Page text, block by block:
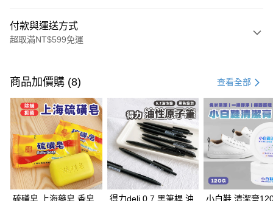
付款與運送方式
超取滿NT$599免運
信用卡一次付款
超商取貨付款
LINE Pay
Apple Pay
街口支付
悠遊付
商品加價購 (8) 查看全部
硫磺皂 上海藥皂 香皂
得力deli 0.7 黑筆桿 油
小白鞋 清潔膏